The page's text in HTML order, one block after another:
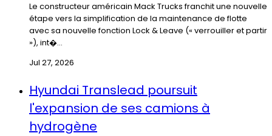
Le constructeur américain Mack Trucks franchit une nouvelle
étape vers la simplification de la maintenance de flotte
avec sa nouvelle fonction Lock & Leave (« verrouiller et partir
»), int�...
Jul 27, 2026
Hyundai Translead poursuit
l'expansion de ses camions à
hydrogène